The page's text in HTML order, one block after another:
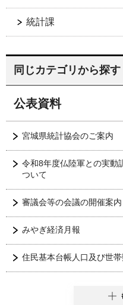
統計課
同じカテゴリから探す
公表資料
宮城県統計協会のご案内
令和8年度仏陸軍との実動
ついて
審議会等の会議の開催案内
みやぎ経済月報
住民基本台帳人口及び世帯